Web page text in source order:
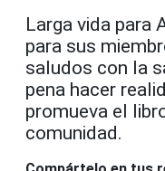
Larga vida para
para sus
saludos con la
pena hacer
promueva el
comunidad.